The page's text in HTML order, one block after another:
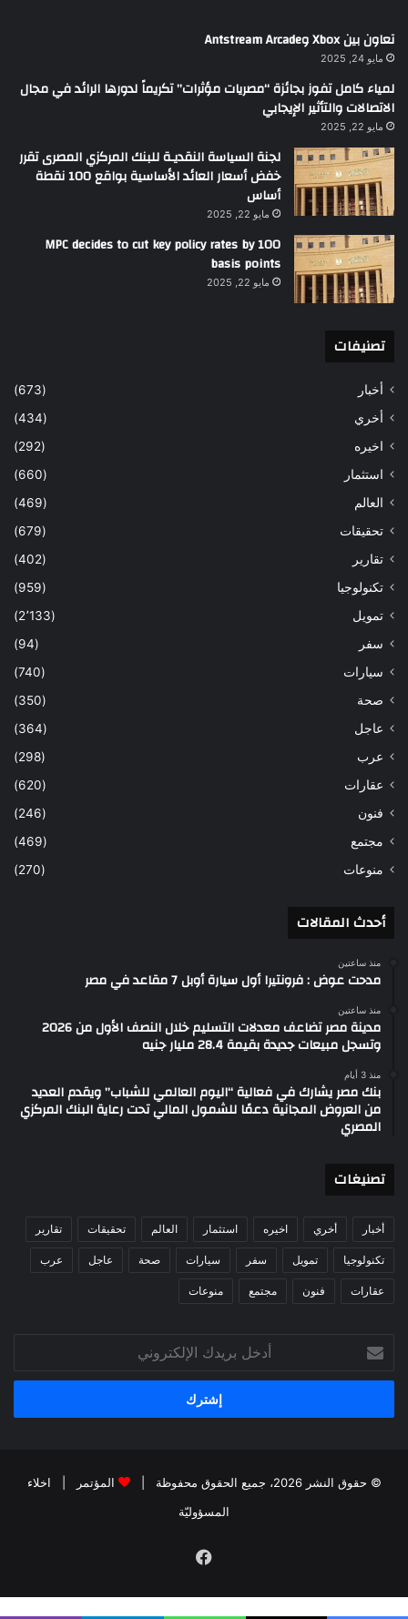
تعاون بين Xbox وAntstream Arcade
مايو 24, 2025
لمياء كامل تفوز بجائزة “مصريات مؤثرات” تكريماً لدورها الرائد في مجال
الاتصالات والتأثير الإيجابي
مايو 22, 2025
لجنة السياسة النقديـة للبنك المركزي المصرى تقرر
خفض أسعار العائد الأساسية بواقع 100 نقطة
أساس
مايو 22, 2025
MPC decides to cut key policy rates by 100
basis points
مايو 22, 2025
تصنيفات
أخبار
(673)
أخري
(434)
اخيره
(292)
استثمار
(660)
العالم
(469)
تحقيقات
(679)
تقارير
(402)
تكنولوجيا
(959)
تمويل
(2٬133)
سفر
(94)
سيارات
(740)
صحة
(350)
عاجل
(364)
عرب
(298)
عقارات
(620)
فنون
(246)
مجتمع
(469)
منوعات
(270)
أحدث المقالات
منذ ساعتين
مدحت عوض : فرونتيرا أول سيارة أوبل 7 مقاعد في مصر
منذ ساعتين
مدينة مصر تضاعف معدلات التسليم خلال النصف الأول من 2026
وتسجل مبيعات جديدة بقيمة 28.4 مليار جنيه
منذ 3 أيام
بنك مصر يشارك في فعالية “اليوم العالمي للشباب” ويقدم العديد
من العروض المجانية دعمًا للشمول المالي تحت رعاية البنك المركزي
المصري
تصنيغات
أخبار أخري اخيره استثمار العالم تحقيقات تقارير
تكنولوجيا تمويل سفر سيارات صحة عاجل عرب
عقارات فنون مجتمع منوعات
بريدك
الإلكتروني
© حقوق النشر 2026، جميع الحقوق محفوظة | المؤتمر
اخلاء
المسؤوليّة
فيسبوك